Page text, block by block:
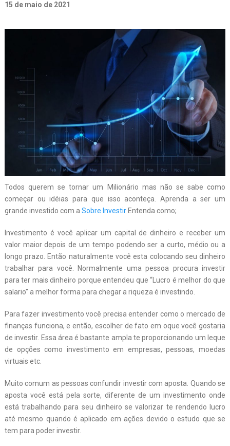
15 de maio de 2021
Todos querem se tornar um Milionário mas não se sabe como
começar ou idéias para que isso aconteça. Aprenda a ser um
grande investido com a Sobre Investir Entenda como;
Investimento é você aplicar um capital de dinheiro e receber um
valor maior depois de um tempo podendo ser a curto, médio ou a
longo prazo. Então naturalmente você esta colocando seu dinheiro
trabalhar para você. Normalmente uma pessoa procura investir
para ter mais dinheiro porque entendeu que “Lucro é melhor do que
salario” a melhor forma para chegar a riqueza é investindo.
Para fazer investimento você precisa entender como o mercado de
finanças funciona, e então, escolher de fato em oque você gostaria
de investir. Essa área é bastante ampla te proporcionando um leque
de opções como investimento em empresas, pessoas, moedas
virtuais etc.
Muito comum as pessoas confundir investir com aposta. Quando se
aposta você está pela sorte, diferente de um investimento onde
está trabalhando para seu dinheiro se valorizar te rendendo lucro
até mesmo quando é aplicado em ações devido o estudo que se
tem para poder investir.